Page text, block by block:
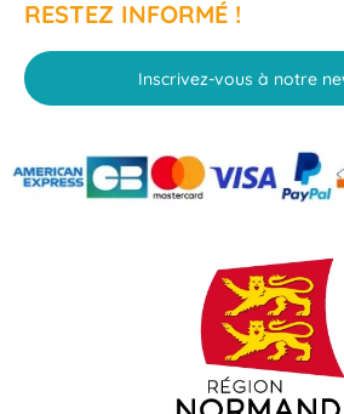
RESTEZ INFORMÉ !
Inscrivez-vous à notre